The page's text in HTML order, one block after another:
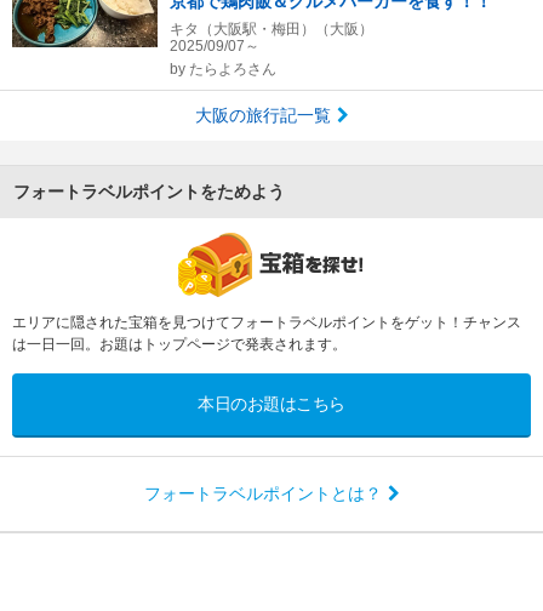
キタ（大阪駅・梅田）（大阪）
2025/09/07～
by たらよろさん
大阪の旅行記一覧
フォートラベルポイントをためよう
エリアに隠された宝箱を見つけてフォートラベルポイントをゲット！チャンス
は一日一回。お題はトップページで発表されます。
本日のお題はこちら
フォートラベルポイントとは？